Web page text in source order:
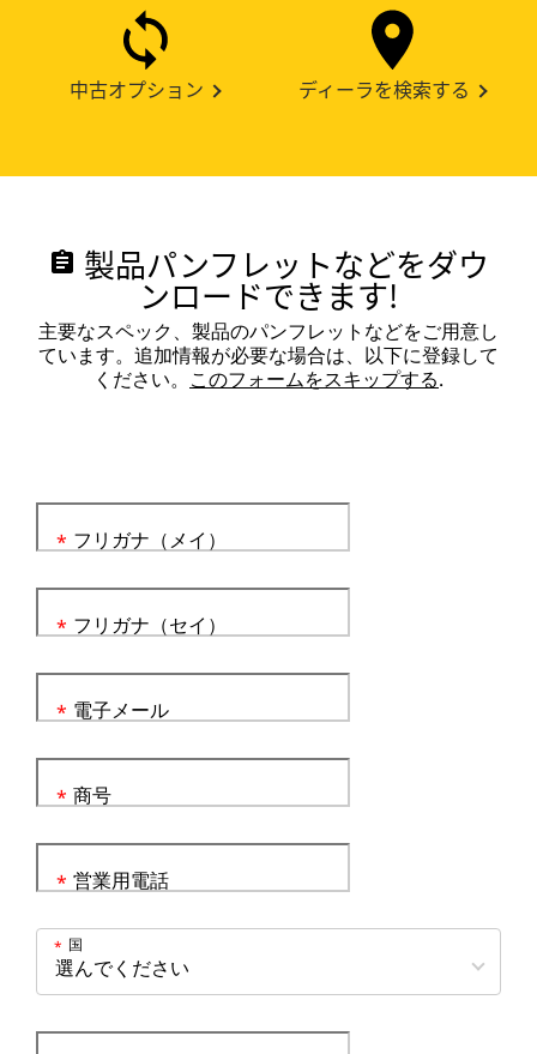
中古オプション ディーラを検索する
assignment 製品パンフレットなどをダウ
ンロードできます!
主要なスペック、製品のパンフレットなどをご用意し
ています。追加情報が必要な場合は、以下に登録して
ください。 このフォームをスキップする.
フリガナ（メイ）
*
フリガナ（セイ）
*
電子メール
*
商号
*
営業用電話
*
国
*